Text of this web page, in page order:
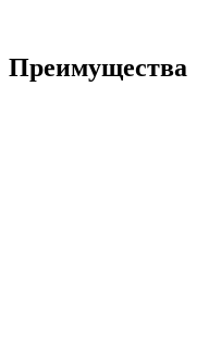
Преимущества